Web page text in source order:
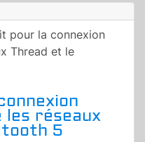
pour la connexion
Thread et le
réseaux
5